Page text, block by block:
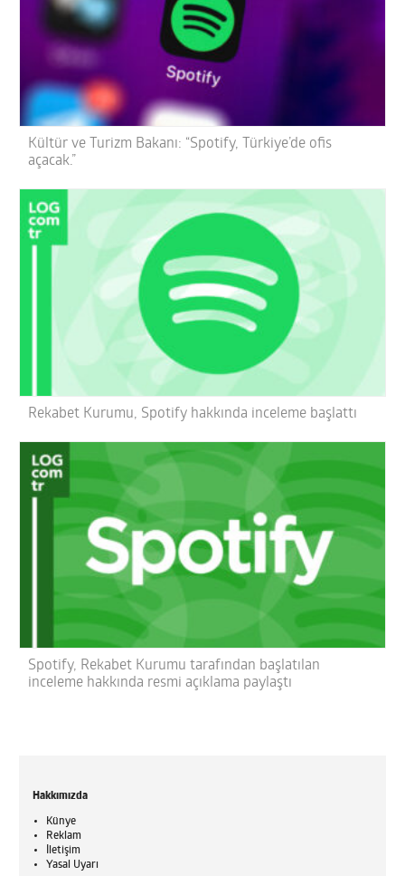
Kültür ve Turizm Bakanı: “Spotify, Türkiye’de ofis
açacak.”
Rekabet Kurumu, Spotify hakkında inceleme başlattı
Spotify, Rekabet Kurumu tarafından başlatılan
inceleme hakkında resmi açıklama paylaştı
Hakkımızda
Künye
Reklam
İletişim
Yasal Uyarı